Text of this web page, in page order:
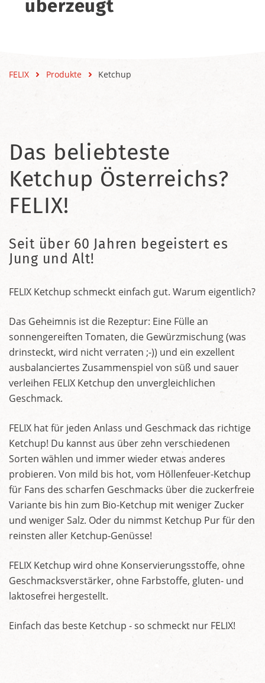
überzeugt
FELIX Produkte Ketchup
Das beliebteste
Ketchup Österreichs?
FELIX!
Seit über 60 Jahren begeistert es
Jung und Alt!
FELIX Ketchup schmeckt einfach gut. Warum eigentlich?
Das Geheimnis ist die Rezeptur: Eine Fülle an
sonnengereiften Tomaten, die Gewürzmischung (was
drinsteckt, wird nicht verraten ;-)) und ein exzellent
ausbalanciertes Zusammenspiel von süß und sauer
verleihen FELIX Ketchup den unvergleichlichen
Geschmack.
FELIX hat für jeden Anlass und Geschmack das richtige
Ketchup! Du kannst aus über zehn verschiedenen
Sorten wählen und immer wieder etwas anderes
probieren. Von mild bis hot, vom Höllenfeuer-Ketchup
für Fans des scharfen Geschmacks über die zuckerfreie
Variante bis hin zum Bio-Ketchup mit weniger Zucker
und weniger Salz. Oder du nimmst Ketchup Pur für den
reinsten aller Ketchup-Genüsse!
FELIX Ketchup wird ohne Konservierungsstoffe, ohne
Geschmacksverstärker, ohne Farbstoffe, gluten- und
laktosefrei hergestellt.
Einfach das beste Ketchup - so schmeckt nur FELIX!